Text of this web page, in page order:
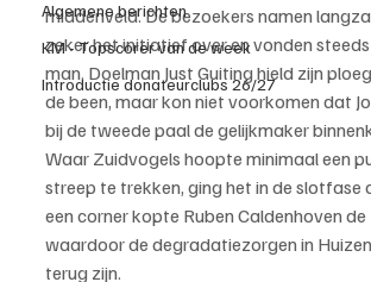
Algemene berichten
KM - Topscorer van de week
Introductie donateurclubs 26/27
middenveld. De bezoekers namen
zeker het initiatief over en vonden
man. Doelman Just Guiting hield zijn
de been, maar kon niet voorkomen dat
bij de tweede paal de gelijkmaker
Waar Zuidvogels hoopte minimaal een
streep te trekken, ging het in de slotfase
een corner kopte Ruben Caldenhoven de
waardoor de degradatiezorgen in
terug zijn.